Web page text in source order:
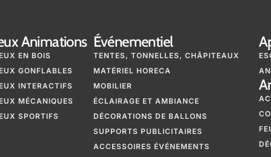
Animations
EN BOIS
GONFLABLES
INTERACTIFS
MÉCANIQUES
SPORTIFS
Événementiel
TENTES, TONNELLES, CHÂPITEAUX
MATÉRIEL HORECA
MOBILIER
ÉCLAIRAGE ET AMBIANCE
DÉCORATIONS DE BALLONS
SUPPORTS PUBLICITAIRES
ACCESSOIRES ÉVÉNEMENTS